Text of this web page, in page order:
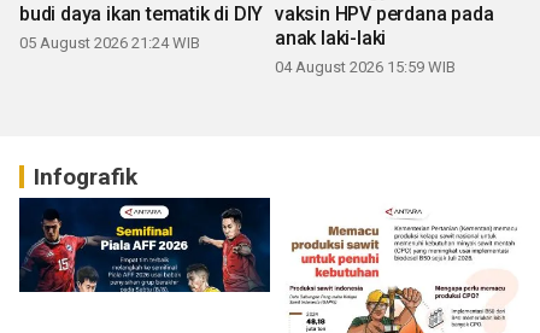
budi daya ikan tematik di DIY
05 August 2026 21:24 WIB
vaksin HPV perdana pada
anak laki-laki
04 August 2026 15:59 WIB
Infografik